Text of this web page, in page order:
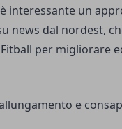
interessante un
news dal nordest,
per migliorare
e